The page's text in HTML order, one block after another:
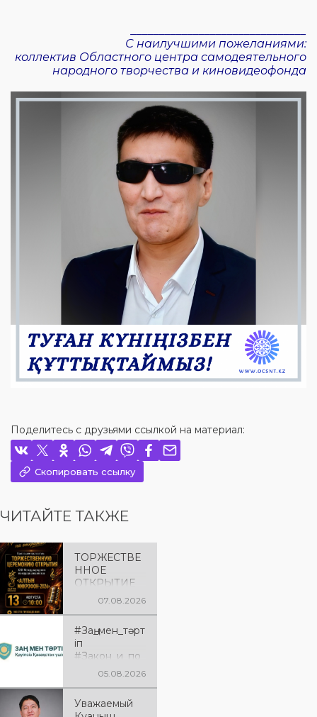
С наилучшими пожеланиями:
коллектив Областного центра самодеятельного
народного творчества и киновидеофонда
Поделитесь с друзьями ссылкой на материал:
Скопировать ссылку
ЧИТАЙТЕ ТАКЖЕ
ТОРЖЕСТВЕ
ННОЕ
ОТКРЫТИЕ
«АЛТЫН
Приглашаем
вас на
торжественн
церемонию
открытия XXII
Международ
07.08.2026
#Заң_мен_тәрт
іп
#Закон_и_по
рядок05.08.2026
Уважаемый